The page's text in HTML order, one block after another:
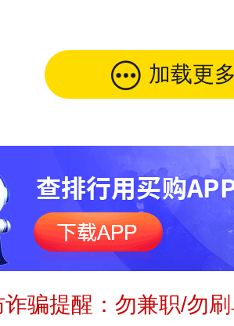
加载更
诈骗提醒：勿兼职/勿